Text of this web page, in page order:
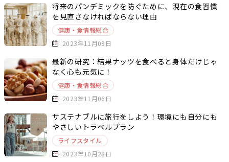
将来のパンデミックを防ぐために、現在の食習慣
を見直さなければならない理由
健康・食情報総合
2023年11月09日
最新の研究：結果ナッツを食べると身体だけじゃ
なく心も元気に！
健康・食情報総合
2023年11月06日
サステナブルに旅行をしよう！環境にも自分にも
やさしいトラベルプラン
ライフスタイル
2023年10月28日